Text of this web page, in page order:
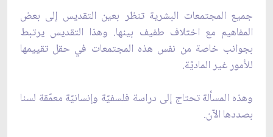
جميع المجتمعات البشرية تنظر بعين التقديس إلى بعض
المفاهيم مع اختلاف طفيف بينها. وهذا التقديس يرتبط
بجوانب خاصة من نفس هذه المجتمعات في حقل تقييمها
للأمور غير الماديّة.
وهذه المسألة تحتاج إلى دراسة فلسفيّة وإنسانيّة معمّقة لسنا
بصددها الآن.